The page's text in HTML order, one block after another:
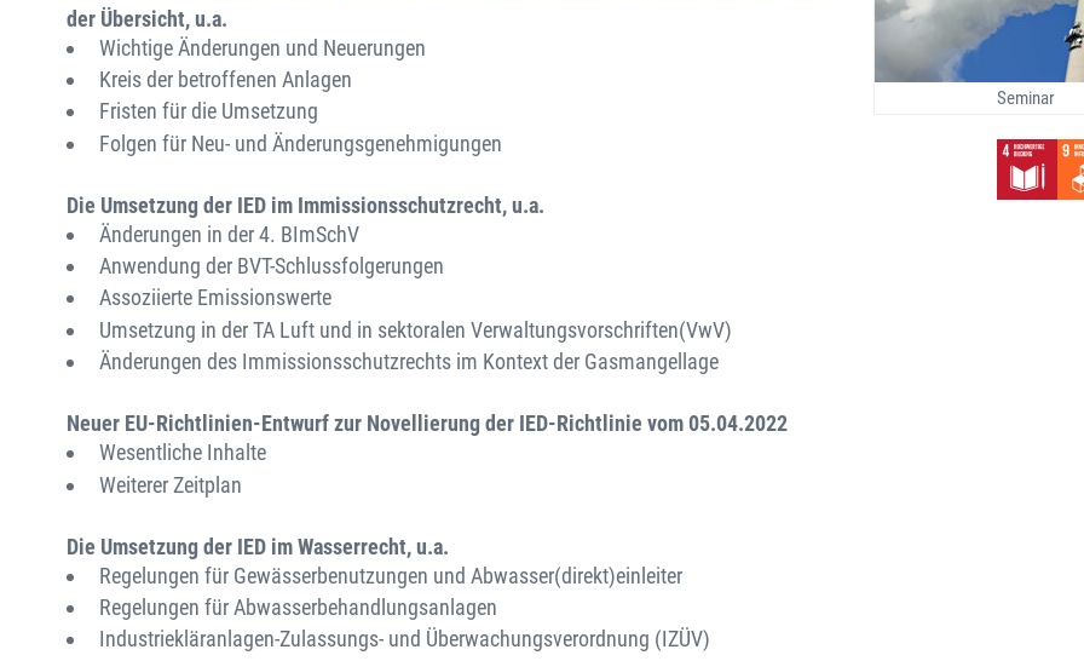
Seminar
der Übersicht, u.a.
Wichtige Änderungen und Neuerungen
Kreis der betroffenen Anlagen
Fristen für die Umsetzung
Folgen für Neu- und Änderungsgenehmigungen
Die Umsetzung der IED im Immissionsschutzrecht, u.a.
Änderungen in der 4. BImSchV
Anwendung der BVT-Schlussfolgerungen
Assoziierte Emissionswerte
Umsetzung in der TA Luft und in sektoralen Verwaltungsvorschriften(VwV)
Änderungen des Immissionsschutzrechts im Kontext der Gasmangellage
Neuer EU-Richtlinien-Entwurf zur Novellierung der IED-Richtlinie vom 05.04.2022
Wesentliche Inhalte
Weiterer Zeitplan
Die Umsetzung der IED im Wasserrecht, u.a.
Regelungen für Gewässerbenutzungen und Abwasser(direkt)einleiter
Regelungen für Abwasserbehandlungsanlagen
Industriekläranlagen-Zulassungs- und Überwachungsverordnung (IZÜV)